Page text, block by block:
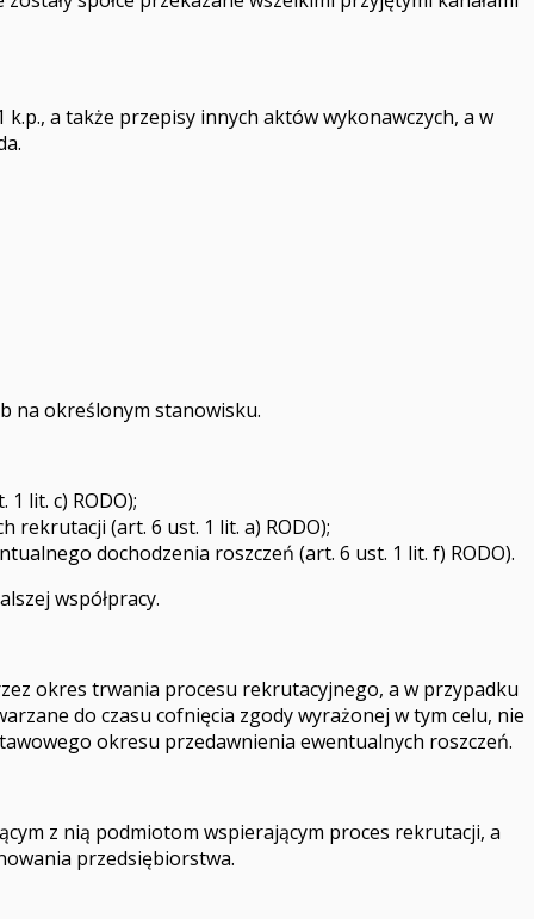
a także przepisy innych aktów wykonawczych, a w
na określonym stanowisku.
lit. c) RODO);
rekrutacji (art. 6 ust. 1 lit. a) RODO);
dochodzenia roszczeń (art. 6 ust. 1 lit. f) RODO).
współpracy.
okres trwania procesu rekrutacyjnego, a w przypadku
do czasu cofnięcia zgody wyrażonej w tym celu, nie
okresu przedawnienia ewentualnych roszczeń.
z nią podmiotom wspierającym proces rekrutacji, a
przedsiębiorstwa.